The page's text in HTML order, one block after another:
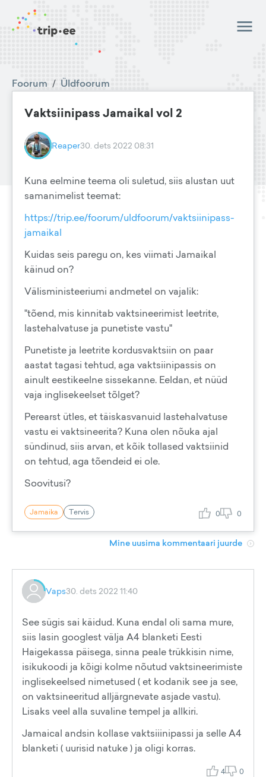
Foorum / Üldfoorum
Vaktsiinipass Jamaikal vol 2
Reaper30. dets 2022 08:31
Kuna eelmine teema oli suletud, siis alustan uut
samanimelist teemat:
https://trip.ee/foorum/uldfoorum/vaktsiinipass-
jamaikal
Kuidas seis paregu on, kes viimati Jamaikal
käinud on?
Välisministeeriumi andmetel on vajalik:
"tõend, mis kinnitab vaktsineerimist leetrite,
lastehalvatuse ja punetiste vastu"
Punetiste ja leetrite kordusvaktsiin on paar
aastat tagasi tehtud, aga vaktsiinipassis on
ainult eestikeelne sissekanne. Eeldan, et nüüd
vaja inglisekeelset tõlget?
Perearst ütles, et täiskasvanuid lastehalvatuse
vastu ei vaktsineerita? Kuna olen nõuka ajal
sündinud, siis arvan, et kõik tollased vaktsiinid
on tehtud, aga tõendeid ei ole.
Soovitusi?
Jamaika Tervis 0 0
Mine uusima kommentaari juurde
Vaps30. dets 2022 11:40
See sügis sai käidud. Kuna endal oli sama mure,
siis lasin googlest välja A4 blanketi Eesti
Haigekassa päisega, sinna peale trükkisin nime,
isikukoodi ja kõigi kolme nõutud vaktsineerimiste
inglisekeelsed nimetused ( et kodanik see ja see,
on vaktsineeritud alljärgnevate asjade vastu).
Lisaks veel alla suvaline tempel ja allkiri.
Jamaical andsin kollase vaktsiiinipassi ja selle A4
blanketi ( uurisid natuke ) ja oligi korras.
4 0